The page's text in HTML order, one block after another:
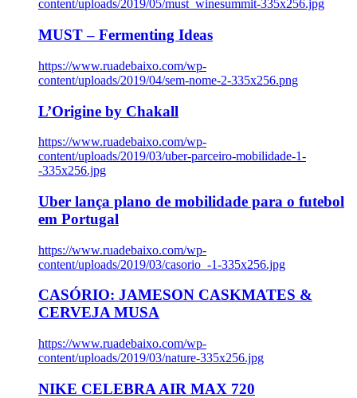
content/uploads/2019/05/must_winesummit-335x256.jpg
MUST – Fermenting Ideas
https://www.ruadebaixo.com/wp-
content/uploads/2019/04/sem-nome-2-335x256.png
L’Origine by Chakall
https://www.ruadebaixo.com/wp-
content/uploads/2019/03/uber-parceiro-mobilidade-1-
-335x256.jpg
Uber lança plano de mobilidade para o futebol
em Portugal
https://www.ruadebaixo.com/wp-
content/uploads/2019/03/casorio_-1-335x256.jpg
CASÓRIO: JAMESON CASKMATES &
CERVEJA MUSA
https://www.ruadebaixo.com/wp-
content/uploads/2019/03/nature-335x256.jpg
NIKE CELEBRA AIR MAX 720